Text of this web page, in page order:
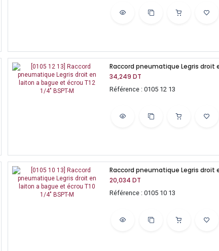
34,249 DT
Référence : 0105 12 13
20,034 DT
Référence : 0105 10 13